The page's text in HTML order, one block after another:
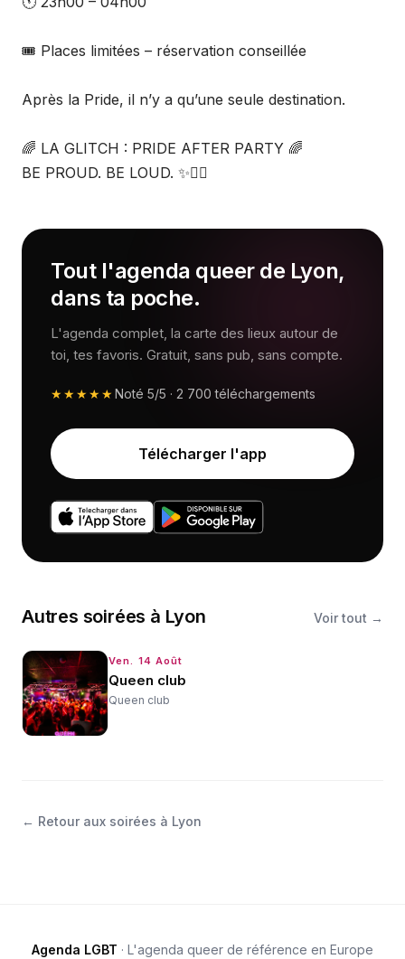
🎟 Places limitées – réservation conseillée
Après la Pride, il n’y a qu’une seule destination.
🌈 LA GLITCH : PRIDE AFTER PARTY 🌈
BE PROUD. BE LOUD. ✨🏳️‍🌈
Tout l'agenda queer de Lyon,
dans ta poche.
L'agenda complet, la carte des lieux autour de
toi, tes favoris. Gratuit, sans pub, sans compte.
★★★★★Noté 5/5 · 2 700 téléchargements
Télécharger l'app
Autres soirées à Lyon Voir tout →
Ven. 14 Août
Queen club
Queen club
← Retour aux soirées à Lyon
Agenda LGBT · L'agenda queer de référence en Europe